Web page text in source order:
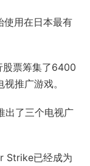
使用在日本最有
票筹集了6400
推广游戏。
出了三个电视广
Strike已经成为